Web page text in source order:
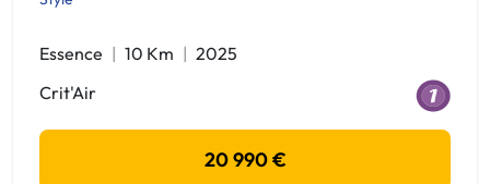
Essence 10 Km
2025
Crit'Air
20 990 €